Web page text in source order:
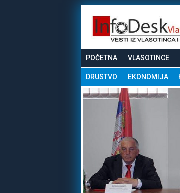
POČETNA VLASOTINCE
DRUSTVO EKONOMIJA